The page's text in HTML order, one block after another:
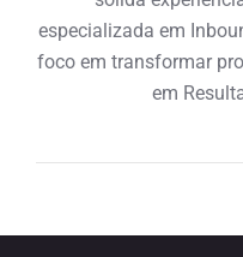
especializada em
foco em transformar
em